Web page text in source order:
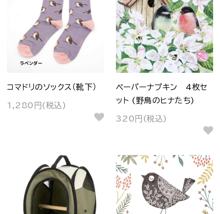
コマドリのソックス（靴下）
1,280円(税込)
ペーパーナプキン 4枚セ
ット (野鳥のヒナたち)
320円(税込)